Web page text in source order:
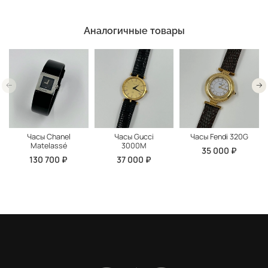
Аналогичные товары
Часы Chanel
Matelassé
130 700 ₽
Часы Gucci
3000M
37 000 ₽
Часы Fendi 320G
35 000 ₽